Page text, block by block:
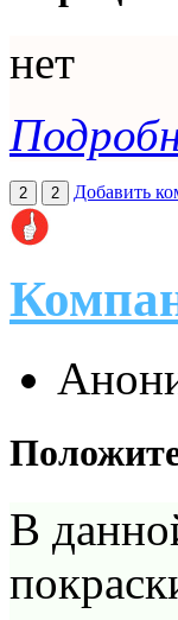
нет
2 2 Добавить
В